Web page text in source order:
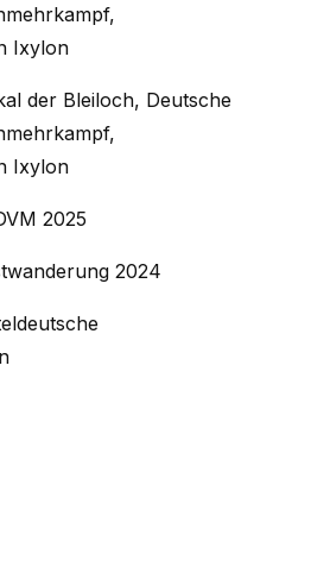
Ixylon
der Bleiloch, Deutsche
Ixylon
2025
2024